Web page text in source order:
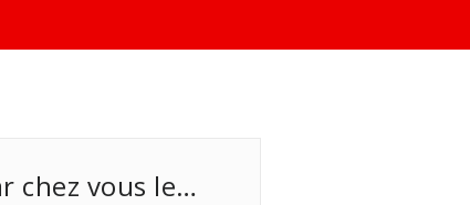
chez vous le…